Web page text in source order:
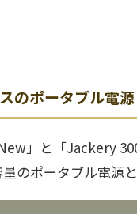
のポータブル電
」と「Jackery
のポータブル電源